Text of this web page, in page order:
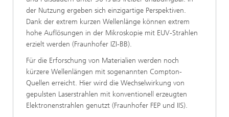
der Nutzung ergeben sich einzigartige Perspektiven.
Dank der extrem kurzen Wellenlänge können extrem
hohe Auflösungen in der Mikroskopie mit EUV-Strahlen
erzielt werden (Fraunhofer IZI-BB).
Für die Erforschung von Materialien werden noch
kürzere Wellenlängen mit sogenannten Compton-
Quellen erreicht. Hier wird die Wechselwirkung von
gepulsten Laserstrahlen mit konventionell erzeugten
Elektronenstrahlen genutzt (Fraunhofer FEP und IIS).